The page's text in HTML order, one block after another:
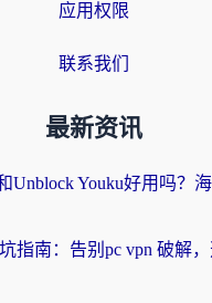
应用权限
联系我们
最新资讯